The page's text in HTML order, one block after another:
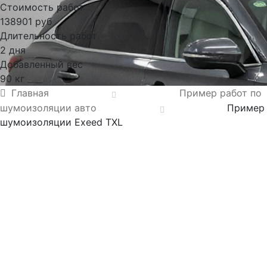
Стоимость работ
138901 руб
Длительность работ
2 дня
Добавленный вес
90 кг
Главная
Пример работ по
шумоизоляции авто
Пример
шумоизоляции Exeed TXL